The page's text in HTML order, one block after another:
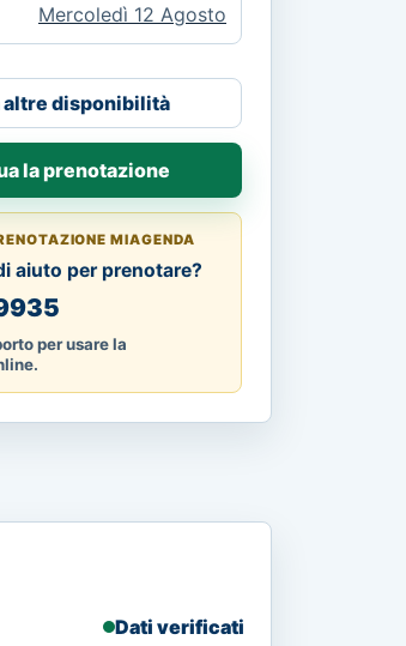
Mercoledì 12 Agosto
altre disponibilità
la prenotazione
MIAGENDA
aiuto per prenotare?
per usare la
Dati verificati